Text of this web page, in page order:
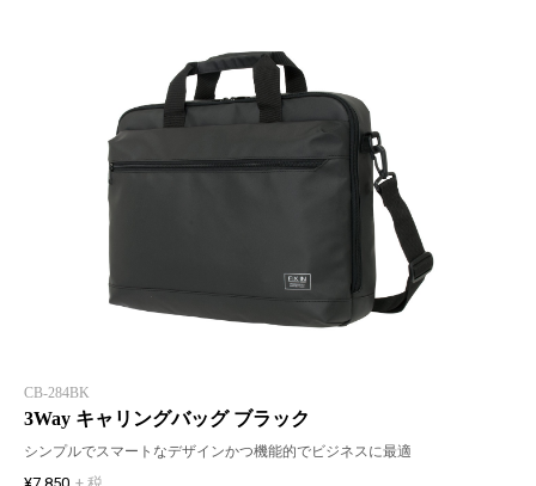
CB-284BK
3Way キャリングバッグ ブラック
シンプルでスマートなデザインかつ機能的でビジネスに最適